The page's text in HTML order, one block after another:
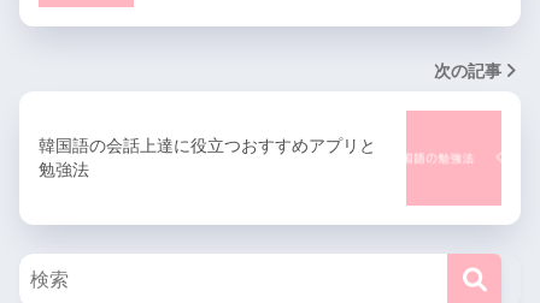
次の記事
韓国語の会話上達に役立つおすすめアプリと
勉強法